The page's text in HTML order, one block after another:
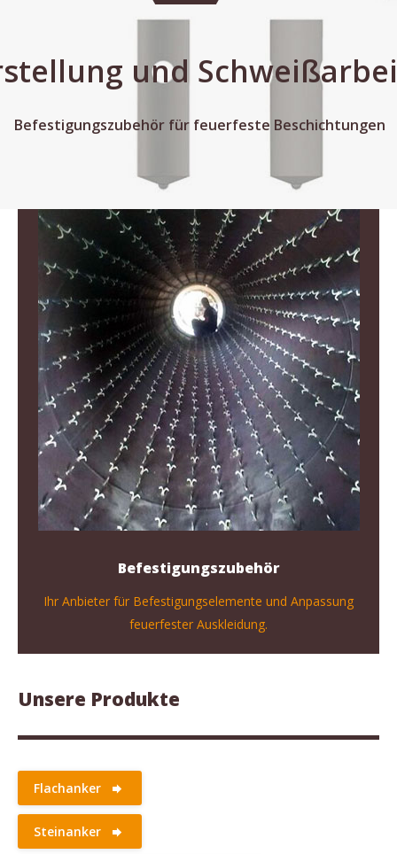
und
Befestigungszubehör für feuerfeste Beschichtungen
Befestigungszubehör
Ihr Anbieter für Befestigungselemente und Anpassung
feuerfester Auskleidung.
Unsere Produkte
Flachanker
Steinanker